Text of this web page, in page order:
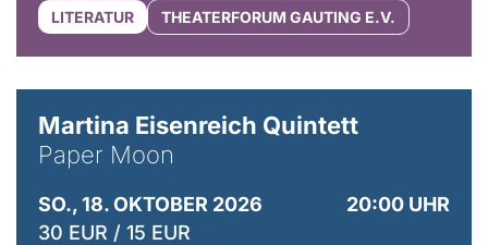
LITERATUR THEATERFORUM GAUTING E.V.
Martina Eisenreich Quintett
Paper Moon
SO., 18. OKTOBER 2026
20:00 UHR
30 EUR / 15 EUR